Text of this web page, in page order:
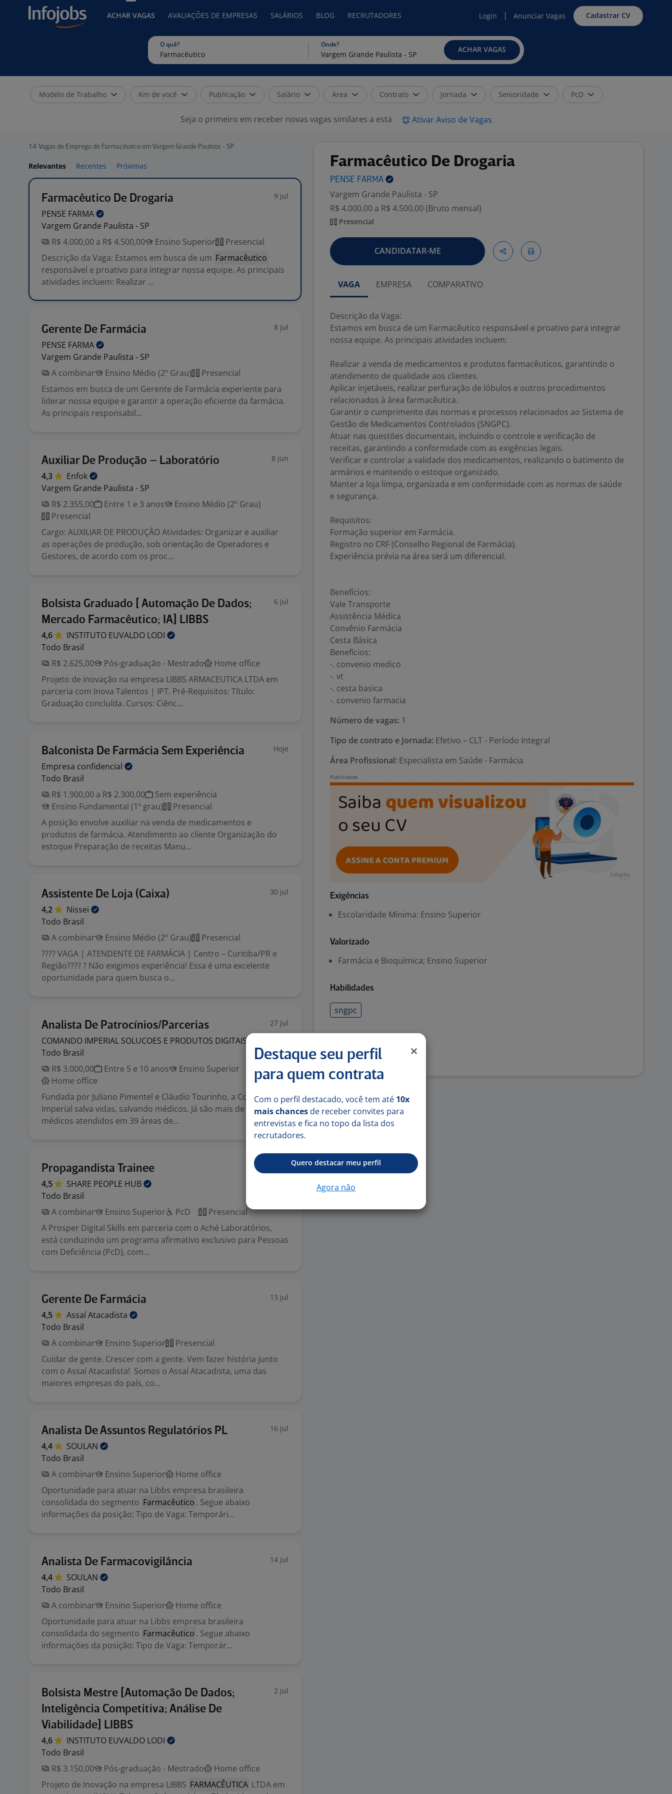
ACHAR VAGAS AVALIAÇÕES DE EMPRESAS SALÁRIOS BLOG RECRUTADORES Login Anunciar Vagas Cadastrar CV
O quê? Onde?
ACHAR VAGAS
Modelo de Trabalho Km de você Publicação Salário Área Contrato Jornada Senioridade PcD
Seja o primeiro em receber novas vagas similares a esta Ativar Aviso de Vagas
14 Vagas de Emprego de Farmacêutico em Vargem Grande Paulista - SP
Relevantes Recentes Próximas
Farmacêutico De Drogaria 9 jul
PENSE FARMA
Vargem Grande Paulista - SP
R$ 4.000,00 a R$ 4.500,00
Ensino Superior
Presencial
Descrição da Vaga: Estamos em busca de um Farmacêutico
responsável e proativo para integrar nossa equipe. As principais
atividades incluem: Realizar ...
Gerente De Farmácia 8 jul
PENSE FARMA
Vargem Grande Paulista - SP
A combinar
Ensino Médio (2º Grau)
Presencial
Estamos em busca de um Gerente de Farmácia experiente para
liderar nossa equipe e garantir a operação eficiente da farmácia.
As principais responsabil...
Auxiliar De Produção – Laboratório 8 jun
4,3
Enfok
Vargem Grande Paulista - SP
R$ 2.355,00
Entre 1 e 3 anos
Ensino Médio (2º Grau)
Presencial
Cargo: AUXILIAR DE PRODUÇÃO Atividades: Organizar e auxiliar
as operações de produção, sob orientação de Operadores e
Gestores, de acordo com os proc...
Bolsista Graduado [ Automação De Dados;
Mercado Farmacêutico; IA] LIBBS
6 jul
4,6 INSTITUTO EUVALDO LODI
Todo Brasil
R$ 2.625,00
Pós-graduação - Mestrado
Home office
Projeto de inovação na empresa LIBBS ARMACEUTICA LTDA em
parceria com Inova Talentos | IPT. Pré-Requisitos: Título:
Graduação concluída. Cursos: Ciênc...
Balconista De Farmácia Sem Experiência Hoje
Empresa confidencial
Todo Brasil
R$ 1.900,00 a R$ 2.300,00
Sem experiência
Ensino Fundamental (1º grau)
Presencial
A posição envolve auxiliar na venda de medicamentos e
produtos de farmácia. Atendimento ao cliente Organização do
estoque Preparação de receitas Manu...
Assistente De Loja (Caixa) 30 jul
4,2
Nissei
Todo Brasil
A combinar
Ensino Médio (2º Grau)
Presencial
???? VAGA | ATENDENTE DE FARMÁCIA | Centro – Curitiba/PR e
Região???? ? Não exigimos experiência! Essa é uma excelente
oportunidade para quem busca o...
Analista De Patrocínios/Parcerias 27 jul
COMANDO IMPERIAL SOLUCOES E PRODUTOS DIGITAIS
Todo Brasil
R$ 3.000,00
Entre 5 e 10 anos
Ensino Superior
Home office
Fundada por Juliano Pimentel e Cláudio Tourinho, a Comando
Imperial salva vidas, salvando médicos. Já são mais de 200
médicos atendidos em 39 áreas de...
Propagandista Trainee
4,5 SHARE PEOPLE HUB
Todo Brasil
A combinar
Ensino Superior PcD
Presencial
A Prosper Digital Skills em parceria com o Aché Laboratórios,
está conduzindo um programa afirmativo exclusivo para Pessoas
com Deficiência (PcD), com...
Gerente De Farmácia 13 jul
4,5 AssaíAtacadista
Todo Brasil
A combinar
Ensino Superior
Presencial
Cuidar de gente. Crescer com a gente. Vem fazer história junto
com o Assaí Atacadista! Somos o Assaí Atacadista, uma das
maiores empresas do país, co...
Analista De Assuntos Regulatórios PL 16 jul
4,4
SOULAN
Todo Brasil
A combinar
Ensino Superior
Home office
Oportunidade para atuar na Libbs empresa brasileira
consolidada do segmento Farmacêutico . Segue abaixo
informações da posição: Tipo de Vaga: Temporári...
Analista De Farmacovigilância 14 jul
4,4
SOULAN
Todo Brasil
A combinar
Ensino Superior
Home office
Oportunidade para atuar na Libbs empresa brasileira
consolidada do segmento Farmacêutico . Segue abaixo
informações da posição: Tipo de Vaga: Temporár...
Bolsista Mestre [Automação De Dados;
Inteligência Competitiva; Análise De
Viabilidade] LIBBS
2 jul
4,6 INSTITUTO EUVALDO LODI
Todo Brasil
R$ 3.150,00
Pós-graduação - Mestrado
Home office
Projeto de Inovação na empresa LIBBS FARMACÊUTICA LTDA em
Farmacêutico De Drogaria
PENSE FARMA
Vargem Grande Paulista - SP
R$ 4.000,00 a R$ 4.500,00 (Bruto mensal)
Presencial
CANDIDATAR-ME
VAGA EMPRESA COMPARATIVO
Descrição da Vaga:
Estamos em busca de um Farmacêutico responsável e proativo para integrar
nossa equipe. As principais atividades incluem:
Realizar a venda de medicamentos e produtos farmacêuticos, garantindo o
atendimento de qualidade aos clientes.
Aplicar injetáveis, realizar perfuração de lóbulos e outros procedimentos
relacionados à área farmacêutica.
Garantir o cumprimento das normas e processos relacionados ao Sistema de
Gestão de Medicamentos Controlados (SNGPC).
Atuar nas questões documentais, incluindo o controle e verificação de
receitas, garantindo a conformidade com as exigências legais.
Verificar e controlar a validade dos medicamentos, realizando o batimento de
armários e mantendo o estoque organizado.
Manter a loja limpa, organizada e em conformidade com as normas de saúde
e segurança.
Requisitos:
Formação superior em Farmácia.
Registro no CRF (Conselho Regional de Farmácia).
Experiência prévia na área será um diferencial.
Benefícios:
Vale Transporte
Assistência Médica
Convênio Farmácia
Cesta Básica
Benefícios:
-. convenio medico
-. vt
-. cesta basica
-. convenio farmacia
Número de vagas: 1
Tipo de contrato e Jornada: Efetivo – CLT - Período Integral
Área Profissional: Especialista em Saúde - Farmácia
Exigências
Escolaridade Mínima: Ensino Superior
Valorizado
Farmácia e Bioquímica; Ensino Superior
Habilidades
sngpc
Destaque seu perfil
para quem contrata
Com o perfil destacado, você tem até 10x
mais chances de receber convites para
entrevistas e fica no topo da lista dos
recrutadores.
Quero destacar meu perfil
Agora não